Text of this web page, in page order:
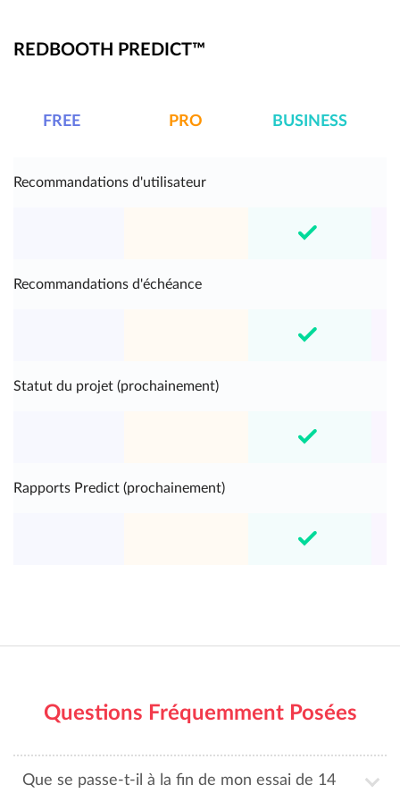
REDBOOTH PREDICT™
FREE PRO BUSINESS
Recommandations d'utilisateur
Recommandations d'échéance
Statut du projet (prochainement)
Rapports Predict (prochainement)
Questions Fréquemment Posées
Que se passe-t-il à la fin de mon essai de 14